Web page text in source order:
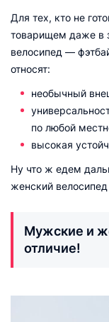
Для тех, кто не
товарищем даже в
велосипед —
относят:
необычный
по любой
высокая
Ну что ж едем
женский
Мужские и
отличие!